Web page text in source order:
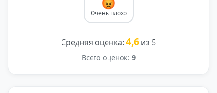
Очень плохо
Средняя оценка: 4,6 из 5
Всего оценок: 9